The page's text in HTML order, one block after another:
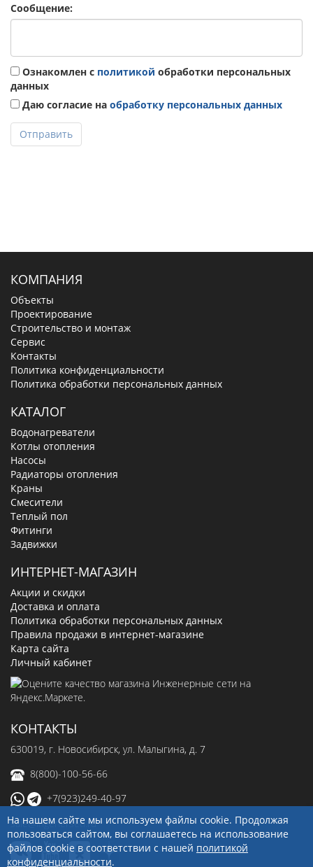
Сообщение:
Ознакомлен с политикой обработки персональных
данных
Даю согласие на обработку персональных данных
Отправить
КОМПАНИЯ
Объекты
Проектирование
Строительство и монтаж
Сервис
Контакты
Политика конфиденциальности
Политика обработки персональных данных
КАТАЛОГ
Водонагреватели
Котлы отопления
Насосы
Радиаторы отопления
Краны
Смесители
Теплый пол
Фитинги
Задвижки
ИНТЕРНЕТ-МАГАЗИН
Акции и скидки
Доставка и оплата
Политика обработки персональных данных
Правила продажи в интернет-магазине
Карта сайта
Личный кабинет
КОНТАКТЫ
630019, г. Новосибирск, ул. Малыгина, д. 7
8(800)-100-56-66
+7(923)249-40-97
sale@ingenerseti.ru
На нашем сайте мы используем файлы cookie. Продолжая
пользоваться сайтом, вы соглашаетесь на использование
файлов cookie в соответствии с нашей политикой
конфиденциальности.